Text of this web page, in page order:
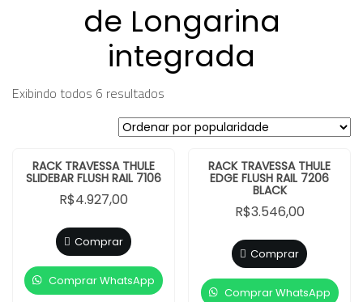
de Longarina
integrada
Exibindo todos 6 resultados
RACK TRAVESSA THULE
SLIDEBAR FLUSH RAIL 7106
R$4.927,00
Comprar
Comprar WhatsApp
RACK TRAVESSA THULE
EDGE FLUSH RAIL 7206
BLACK
R$3.546,00
Comprar
Comprar WhatsApp